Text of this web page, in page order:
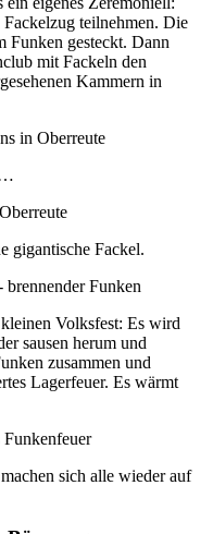
teilnehmen. Die
Funken gesteckt. Dann
mit Fackeln den
Kammern in
…
gigantische Fackel.
Volksfest: Es wird
sausen herum und
zusammen und
Lagerfeuer. Es wärmt
sich alle wieder auf